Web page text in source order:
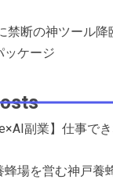
禁断の神ツール
ッケージ
副業】仕事で
蜂場を営む神戸養